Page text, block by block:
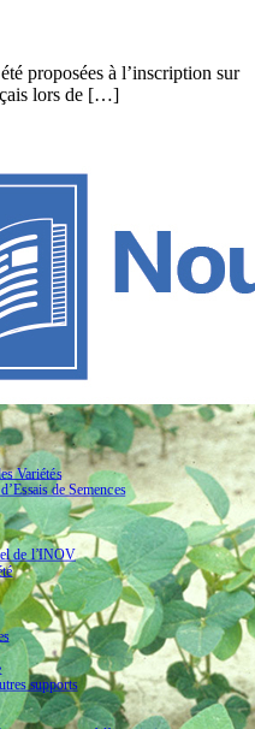
proposées à l’inscription sur
lors de […]
Variétés
de Semences
de l’INOV
supports